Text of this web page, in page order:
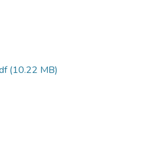
(10.22 MB)